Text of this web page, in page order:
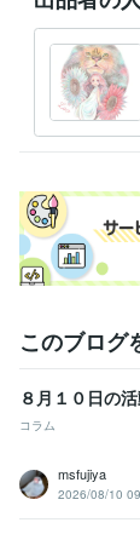
このブログ
８月１０日の
コラム
msfujiya
2026/08/10